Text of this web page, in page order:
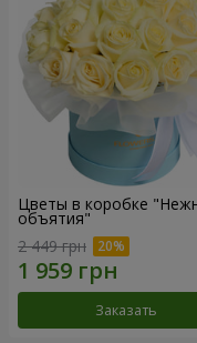
Цветы в коробке
объятия"
2 449 грн
Заказать